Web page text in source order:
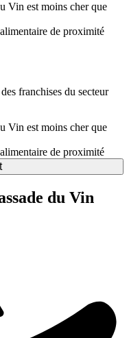
Vin est moins cher que
de proximité
franchises du secteur
Vin est moins cher que
de proximité
du Vin